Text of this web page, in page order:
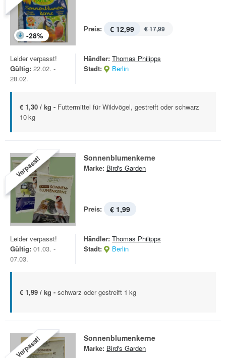
-28%
Preis: € 12,99 € 17,99
Leider verpasst!
Gültig: 22.02. -
28.02.
Händler: Thomas Philipps
Stadt:
Berlin
€ 1,30 / kg - Futtermittel für Wildvögel, gestreift oder schwarz
10 kg
Verpasst! Sonnenblumenkerne
Marke: Bird's Garden
Preis: € 1,99
Leider verpasst!
Gültig: 01.03. -
07.03.
Händler: Thomas Philipps
Stadt:
Berlin
€ 1,99 / kg - schwarz oder gestreift 1 kg
Verpasst! Sonnenblumenkerne
Marke: Bird's Garden